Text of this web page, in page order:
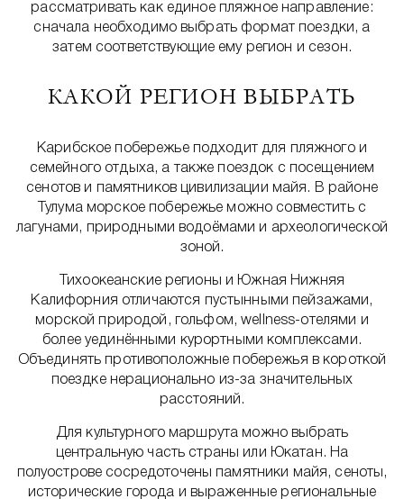
рассматривать как единое пляжное направление:
сначала необходимо выбрать формат поездки, а
затем соответствующие ему регион и сезон.
КАКОЙ РЕГИОН ВЫБРАТЬ
Карибское побережье подходит для пляжного и
семейного отдыха, а также поездок с посещением
сенотов и памятников цивилизации майя. В районе
Тулума морское побережье можно совместить с
лагунами, природными водоёмами и археологической
зоной.
Тихоокеанские регионы и Южная Нижняя
Калифорния отличаются пустынными пейзажами,
морской природой, гольфом, wellness-отелями и
более уединёнными курортными комплексами.
Объединять противоположные побережья в короткой
поездке нерационально из-за значительных
расстояний.
Для культурного маршрута можно выбрать
центральную часть страны или Юкатан. На
полуострове сосредоточены памятники майя, сеноты,
исторические города и выраженные региональные